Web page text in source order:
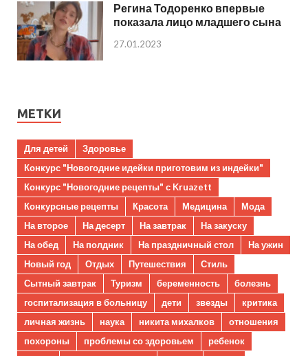
Регина Тодоренко впервые
показала лицо младшего сына
27.01.2023
МЕТКИ
Для детей
Здоровье
Конкурс "Новогодние идейки приготовим из индейки"
Конкурс "Новогодние рецепты" с Kruazett
Конкурсные рецепты
Красота Медицина
Мода
На второе
На десерт На завтрак
На закуску
На обед
На полдник На праздничный стол
На ужин
Новый год
Отдых Путешествия
Стиль
Сытный завтрак
Туризм беременность
болезнь
госпитализация в больницу
дети звезды
критика
личная жизнь
наука никита михалков
отношения
похороны
проблемы со здоровьем
ребенок